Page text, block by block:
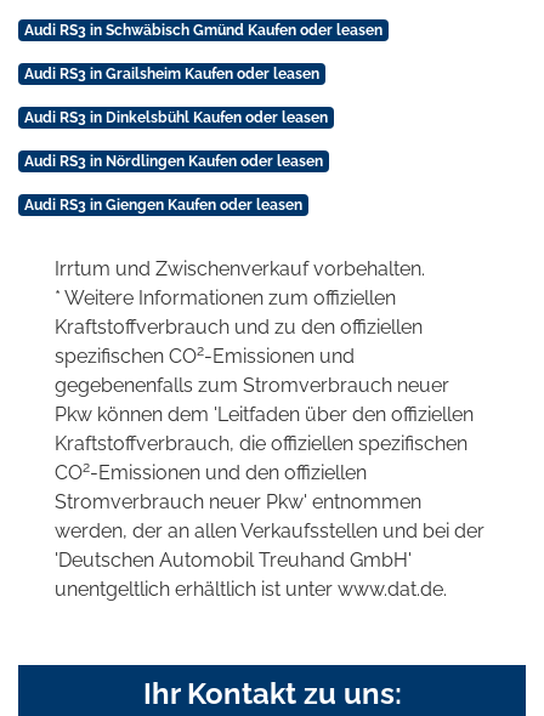
Audi RS3 in Schwäbisch Gmünd Kaufen oder leasen
Audi RS3 in Grailsheim Kaufen oder leasen
Audi RS3 in Dinkelsbühl Kaufen oder leasen
Audi RS3 in Nördlingen Kaufen oder leasen
Audi RS3 in Giengen Kaufen oder leasen
Irrtum und Zwischenverkauf vorbehalten.
* Weitere Informationen zum offiziellen
Kraftstoffverbrauch und zu den offiziellen
spezifischen CO2-Emissionen und
gegebenenfalls zum Stromverbrauch neuer
Pkw können dem 'Leitfaden über den offiziellen
Kraftstoffverbrauch, die offiziellen spezifischen
CO2-Emissionen und den offiziellen
Stromverbrauch neuer Pkw' entnommen
werden, der an allen Verkaufsstellen und bei der
'Deutschen Automobil Treuhand GmbH'
unentgeltlich erhältlich ist unter www.dat.de.
Ihr Kontakt zu uns: